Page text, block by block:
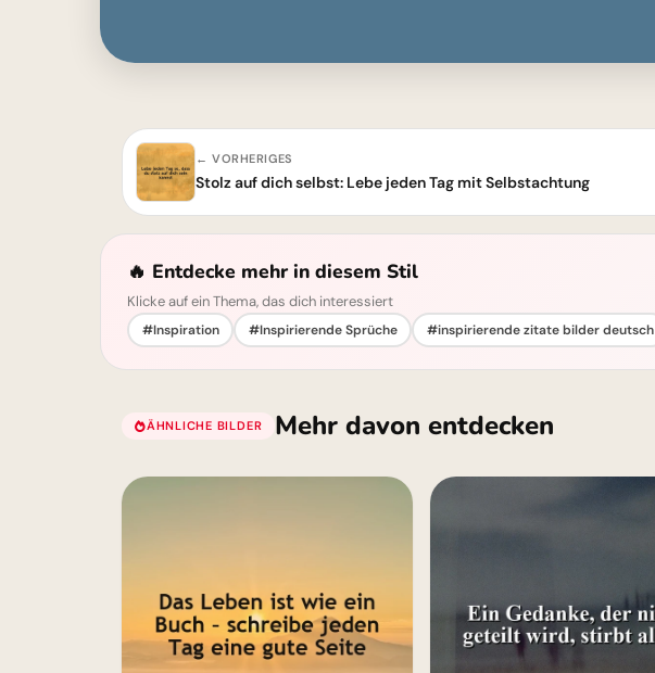
← VORHERIGES
Stolz auf dich selbst: Lebe jeden Tag mit Selbstachtung
🔥 Entdecke mehr in diesem Stil
Klicke auf ein Thema, das dich interessiert
#Inspiration #Inspirierende Sprüche #inspirierende zitate bilder deutsch
ÄHNLICHE BILDER Mehr davon entdecken